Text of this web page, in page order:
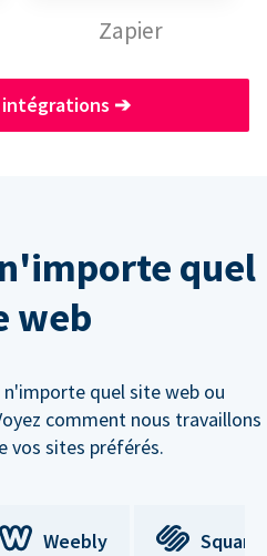
Zapier
➔
quel
web
quel site web ou
comment nous travaillons
vos sites préférés.
Weebly